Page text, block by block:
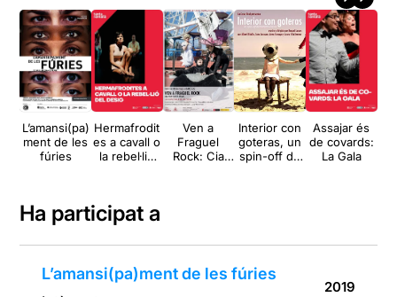
L’amansi(pa)
ment de les
fúries
Hermafrodit
es a cavall o
la rebel·lió
Ven a
Fraguel
Rock: Cia
Interior con
goteras, un
spin-off de
Assajar és
de covards:
La Gala
Ha participat a
L’amansi(pa)ment de les fúries
2019